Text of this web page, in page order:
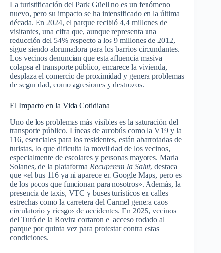
La turistificación del Park Güell no es un fenómeno
nuevo, pero su impacto se ha intensificado en la última
década. En 2024, el parque recibió 4,4 millones de
visitantes, una cifra que, aunque representa una
reducción del 54% respecto a los 9 millones de 2012,
sigue siendo abrumadora para los barrios circundantes.
Los vecinos denuncian que esta afluencia masiva
colapsa el transporte público, encarece la vivienda,
desplaza el comercio de proximidad y genera problemas
de seguridad, como agresiones y destrozos.
El Impacto en la Vida Cotidiana
Uno de los problemas más visibles es la saturación del
transporte público. Líneas de autobús como la V19 y la
116, esenciales para los residentes, están abarrotadas de
turistas, lo que dificulta la movilidad de los vecinos,
especialmente de escolares y personas mayores. Maria
Solanes, de la plataforma Recuperem la Salut, destaca
que «el bus 116 ya ni aparece en Google Maps, pero es
de los pocos que funcionan para nosotros». Además, la
presencia de taxis, VTC y buses turísticos en calles
estrechas como la carretera del Carmel genera caos
circulatorio y riesgos de accidentes. En 2025, vecinos
del Turó de la Rovira cortaron el acceso rodado al
parque por quinta vez para protestar contra estas
condiciones.